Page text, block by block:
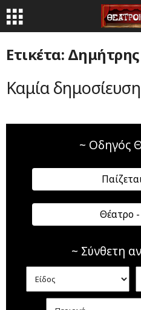
Ετικέτα:
Καμία
~ Οδηγός
Θέατρο
~ Σύνθετη